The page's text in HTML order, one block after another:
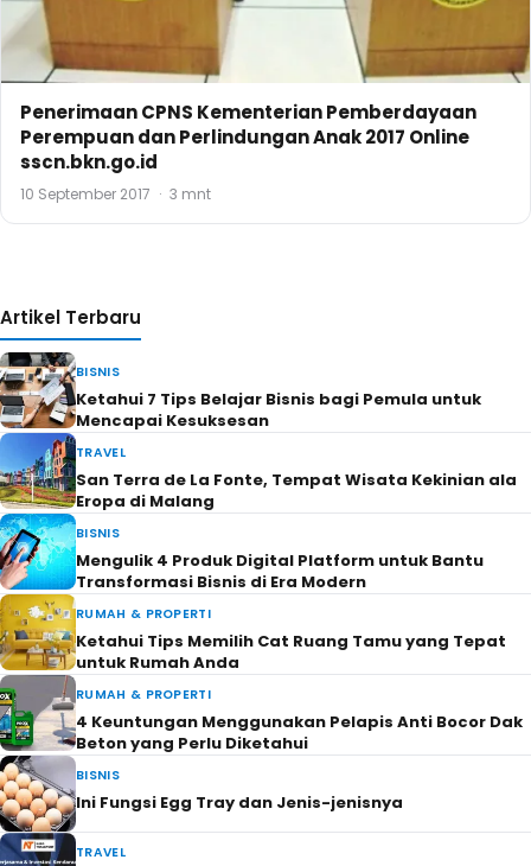
Penerimaan CPNS Kementerian Pemberdayaan
Perempuan dan Perlindungan Anak 2017 Online
sscn.bkn.go.id
10 September 2017 · 3 mnt
Artikel Terbaru
BISNIS
Ketahui 7 Tips Belajar Bisnis bagi Pemula untuk
Mencapai Kesuksesan
TRAVEL
San Terra de La Fonte, Tempat Wisata Kekinian ala
Eropa di Malang
BISNIS
Mengulik 4 Produk Digital Platform untuk Bantu
Transformasi Bisnis di Era Modern
RUMAH & PROPERTI
Ketahui Tips Memilih Cat Ruang Tamu yang Tepat
untuk Rumah Anda
RUMAH & PROPERTI
4 Keuntungan Menggunakan Pelapis Anti Bocor Dak
Beton yang Perlu Diketahui
BISNIS
Ini Fungsi Egg Tray dan Jenis-jenisnya
TRAVEL